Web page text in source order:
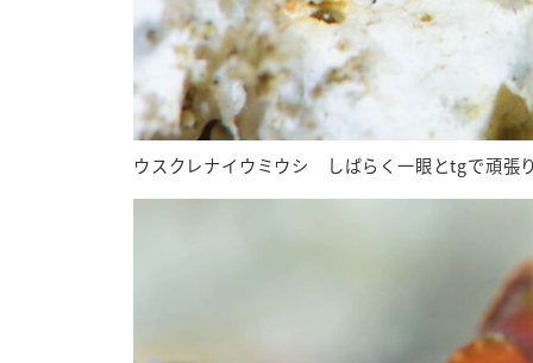
ウスクレナイウミウシ しばらく一眼とtgで頑張